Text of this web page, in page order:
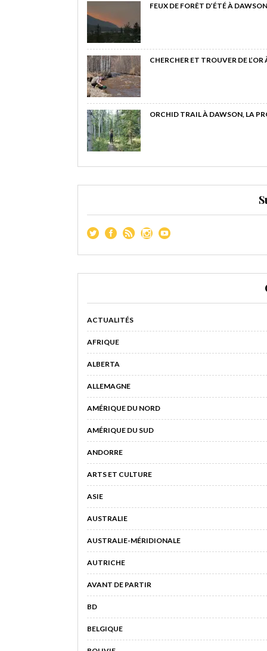
FEUX DE FORÊT D’ÉTÉ À
CHERCHER ET TROUVER DE
ORCHID TRAIL À DAWSON, LA
ACTUALITÉS
AFRIQUE
ALBERTA
ALLEMAGNE
AMÉRIQUE DU NORD
AMÉRIQUE DU SUD
ANDORRE
ARTS ET CULTURE
ASIE
AUSTRALIE
AUSTRALIE-MÉRIDIONALE
AUTRICHE
AVANT DE PARTIR
BD
BELGIQUE